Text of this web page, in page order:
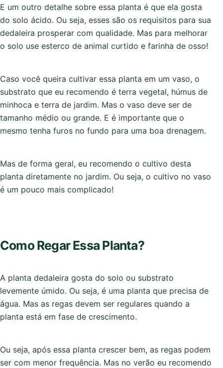
E um outro detalhe sobre essa planta é que ela gosta
do solo ácido. Ou seja, esses são os requisitos para sua
dedaleira prosperar com qualidade. Mas para melhorar
o solo use esterco de animal curtido e farinha de osso!
Caso você queira cultivar essa planta em um vaso, o
substrato que eu recomendo é terra vegetal, húmus de
minhoca e terra de jardim. Mas o vaso deve ser de
tamanho médio ou grande. E é importante que o
mesmo tenha furos no fundo para uma boa drenagem.
Mas de forma geral, eu recomendo o cultivo desta
planta diretamente no jardim. Ou seja, o cultivo no vaso
é um pouco mais complicado!
Como Regar Essa Planta?
A planta dedaleira gosta do solo ou substrato
levemente úmido. Ou seja, é uma planta que precisa de
água. Mas as regas devem ser regulares quando a
planta está em fase de crescimento.
Ou seja, após essa planta crescer bem, as regas podem
ser com menor frequência. Mas no verão eu recomendo